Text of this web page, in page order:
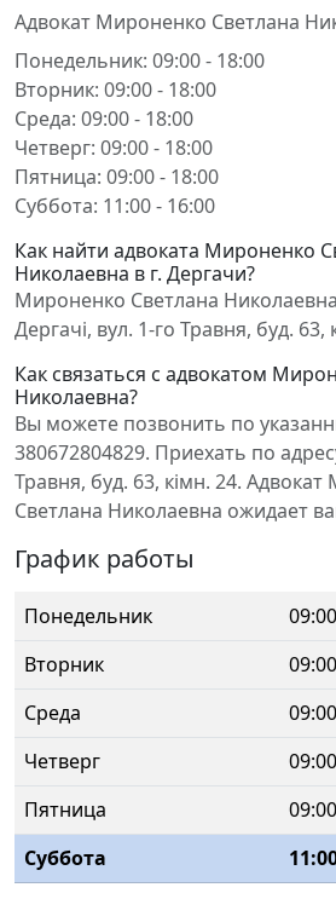
Адвокат Мироненко Светлана
Понедельник: 09:00 - 18:00
Вторник: 09:00 - 18:00
Среда: 09:00 - 18:00
Четверг: 09:00 - 18:00
Пятница: 09:00 - 18:00
Суббота: 11:00 - 16:00
Как найти адвоката Мироненко
Николаевна в г. Дергачи?
Мироненко Светлана
Дергачі, вул. 1-го Травня, буд. 63,
Как связаться с адвокатом
Николаевна?
Вы можете позвонить по
380672804829. Приехать по
Травня, буд. 63, кімн. 24.
Светлана Николаевна ожидает
График работы
Понедельник 09:00
Вторник
09:00
Среда
09:00
Четверг
09:00
Пятница
09:00
Суббота